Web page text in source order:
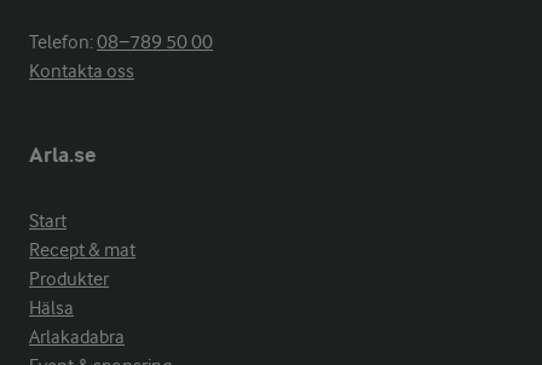
Telefon:08−789 50 00
Kontakta oss
Arla.se
Start
Recept & mat
Produkter
Hälsa
Arlakadabra